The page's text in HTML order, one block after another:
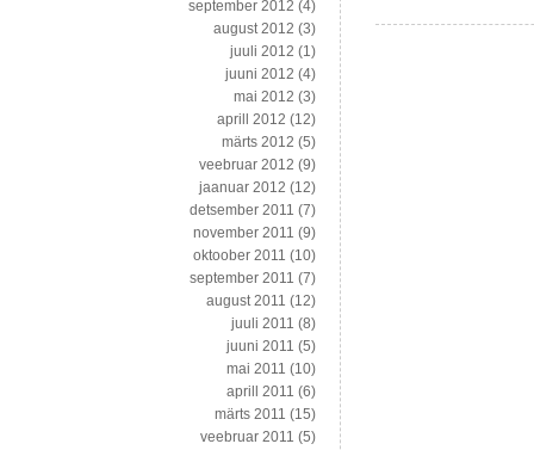
september 2012 (4)
august 2012 (3)
juuli 2012 (1)
juuni 2012 (4)
mai 2012 (3)
aprill 2012 (12)
märts 2012 (5)
veebruar 2012 (9)
jaanuar 2012 (12)
detsember 2011 (7)
november 2011 (9)
oktoober 2011 (10)
september 2011 (7)
august 2011 (12)
juuli 2011 (8)
juuni 2011 (5)
mai 2011 (10)
aprill 2011 (6)
märts 2011 (15)
veebruar 2011 (5)